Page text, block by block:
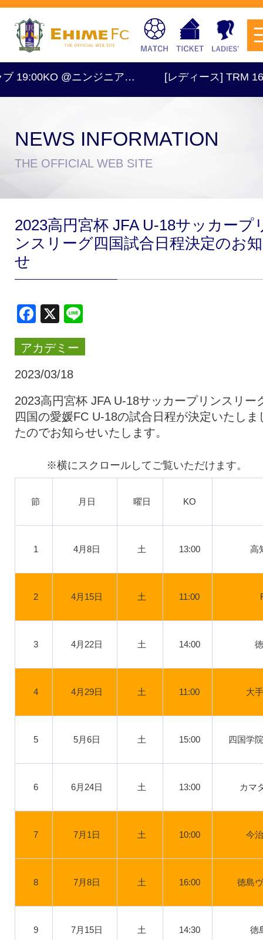
試合日程・結果 アクセス
クラブ・会社情報 レディース
ファンクラブ
チケットを購入
トップチーム アカデミー
スポンサー グッズ
特設ページ
@ニンジニア… [レディース] TRM
NEWS INFORMATION
THE OFFICIAL WEB SITE
2023高円宮杯 JFA U-18サッカープ
ンスリーグ四国試合日程決定のお
せ
Facebook
X
アカデミー
2023/03/18
2023高円宮杯 JFA U-18サッカープリンスリー
四国の愛媛FC U-18の試合日程が決定いたしま
たのでお知らせいたします。
節 月日 曜日 KO
1 4月8日 土 13:00 高
2 4月15日 土 11:00
3 4月22日 土 14:00
4 4月29日 土 11:00 大
5 5月6日 土 15:00 四国学
6 6月24日 土 13:00 カマ
7 7月1日 土 10:00 今
8 7月8日 土 16:00 徳島
9 7月15日 土 14:30 徳